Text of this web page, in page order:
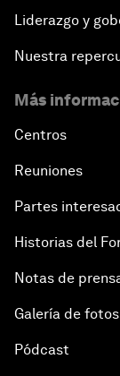
Liderazgo y
Nuestra
Más
Centros
Reuniones
Partes
Historias del
Notas de
Galería de fotos
Pódcast